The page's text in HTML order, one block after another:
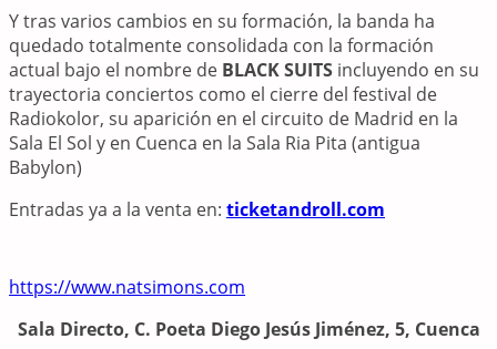
Y tras varios cambios en su formación, la banda ha
quedado totalmente consolidada con la formación
actual bajo el nombre de BLACK SUITS incluyendo en su
trayectoria conciertos como el cierre del festival de
Radiokolor, su aparición en el circuito de Madrid en la
Sala El Sol y en Cuenca en la Sala Ria Pita (antigua
Babylon)
Entradas ya a la venta en: ticketandroll.com
https://www.natsimons.com
Sala Directo, C. Poeta Diego Jesús Jiménez, 5, Cuenca